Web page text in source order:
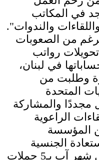
في المكاتب
والندوات".
من الصعوبات
رواتب
في لبنان،
وطلبت من
المتحدة
مجددًا والمشاركة
الراعوية
المؤسسة
الجنسية
بحيث ان مكاتبها قامت خلال شهر آب بـ5 حملات